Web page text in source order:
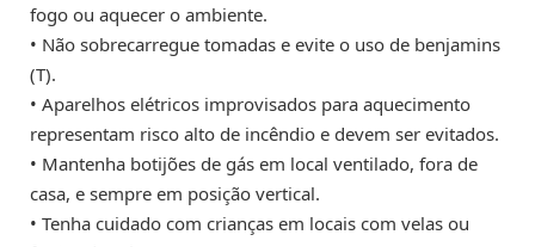
fogo ou aquecer o ambiente.
• Não sobrecarregue tomadas e evite o uso de benjamins
(T).
• Aparelhos elétricos improvisados para aquecimento
representam risco alto de incêndio e devem ser evitados.
• Mantenha botijões de gás em local ventilado, fora de
casa, e sempre em posição vertical.
• Tenha cuidado com crianças em locais com velas ou